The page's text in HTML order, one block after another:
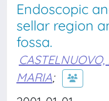
Endoscopic
sellar region
fossa.
MARIA;